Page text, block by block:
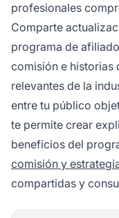
profesionales
Comparte
programa de
comisión e historias
relevantes de la
entre tu público
te permite crear
beneficios del
comisión y
compartidas y